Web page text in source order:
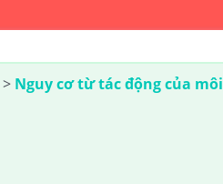
> Nguy cơ từ tác động của môi